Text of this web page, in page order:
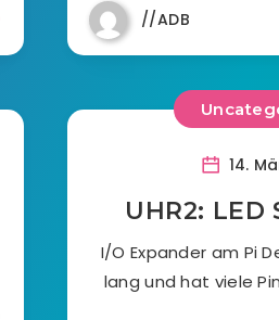
//ADB
14.
UHR2:
I/O Expander am Pi
lang und hat viele